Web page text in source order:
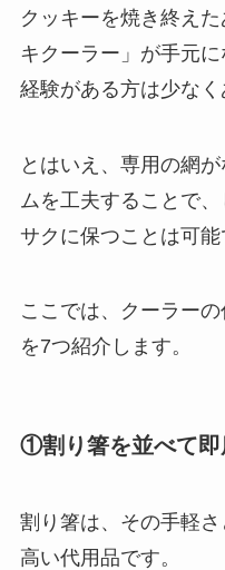
クッキーを焼き終え
キクーラー」が手元
経験がある方は少なく
とはいえ、専用の網
ムを工夫することで
サクに保つことは可能
ここでは、クーラー
を7つ紹介します。
①割り箸を並べて即
割り箸は、その手軽
高い代用品です。